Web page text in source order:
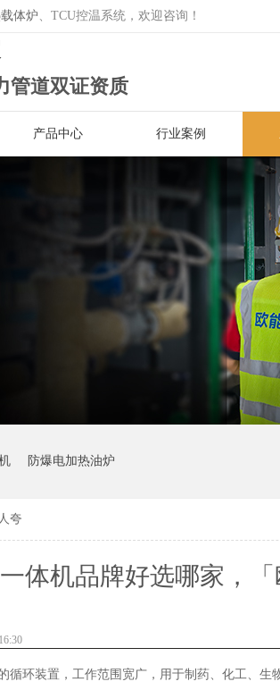
体炉、TCU控温系统，欢迎咨询！
管道双证资质
产品中心 行业案例
防爆电加热油炉
夸
体机品牌好选哪家，
循环装置，工作范围宽广，用于制药、化工、